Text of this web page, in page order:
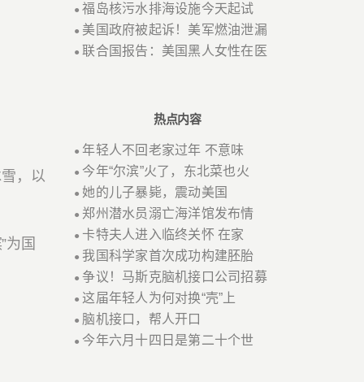
，以
为国
●福岛核污水排海设施今天起试
● 美国政府被起诉！美军燃油泄漏
●联合国报告：美国黑人女性在医
热点内容
●年轻人不回老家过年 不意味
● 今年“尔滨”火了，东北菜也火
● 她的儿子暴毙，震动美国
● 郑州潜水员溺亡海洋馆发布情
● 卡特夫人进入临终关怀 在家
●我国科学家首次成功构建胚胎
●争议！马斯克脑机接口公司招募
●这届年轻人为何对换“壳”上
● 脑机接口，帮人开口
● 今年六月十四日是第二十个世